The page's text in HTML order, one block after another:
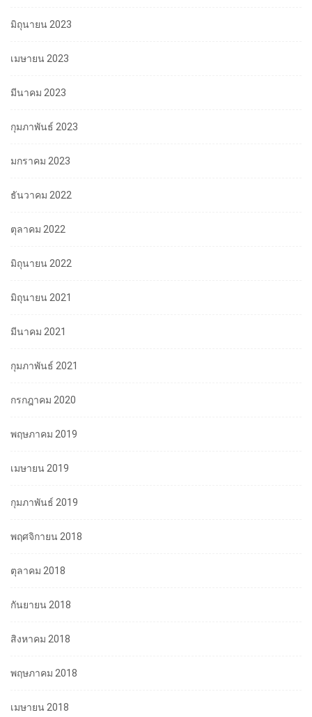
มิถุนายน 2023
เมษายน 2023
มีนาคม 2023
กุมภาพันธ์ 2023
มกราคม 2023
ธันวาคม 2022
ตุลาคม 2022
มิถุนายน 2022
มิถุนายน 2021
มีนาคม 2021
กุมภาพันธ์ 2021
กรกฎาคม 2020
พฤษภาคม 2019
เมษายน 2019
กุมภาพันธ์ 2019
พฤศจิกายน 2018
ตุลาคม 2018
กันยายน 2018
สิงหาคม 2018
พฤษภาคม 2018
เมษายน 2018